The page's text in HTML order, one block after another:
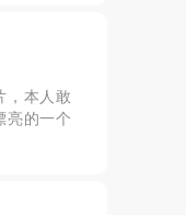
，本人敢
亮的一个
亮，还
片，本